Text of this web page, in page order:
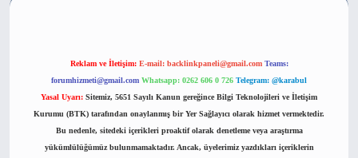
Reklam ve İletişim: E-mail: backlinkpaneli@gmail.com Teams:
forumhizmeti@gmail.com Whatsapp: 0262 606 0 726 Telegram: @karabul
Yasal Uyarı: Sitemiz, 5651 Sayılı Kanun gereğince Bilgi Teknolojileri ve İletişim
Kurumu (BTK) tarafından onaylanmış bir Yer Sağlayıcı olarak hizmet vermektedir.
Bu nedenle, sitedeki içerikleri proaktif olarak denetleme veya araştırma
yükümlülüğümüz bulunmamaktadır. Ancak, üyelerimiz yazdıkları içeriklerin